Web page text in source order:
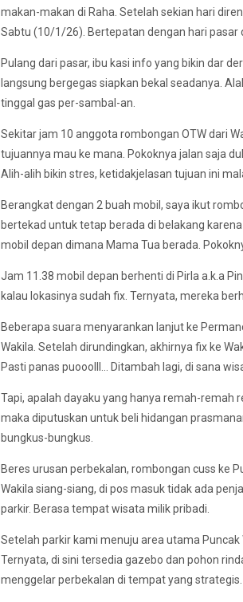
makan-makan di Raha. Setelah sekian hari
Sabtu (10/1/26). Bertepatan dengan hari pasar
Pulang dari pasar, ibu kasi info yang bikin dar
langsung bergegas siapkan bekal seadanya.
tinggal gas per-sambal-an.
Sekitar jam 10 anggota rombongan OTW dari
tujuannya mau ke mana. Pokoknya jalan saja
Alih-alih bikin stres, ketidakjelasan tujuan ini
Berangkat dengan 2 buah mobil, saya ikut
bertekad untuk tetap berada di belakang
mobil depan dimana Mama Tua berada.
Jam 11.38 mobil depan berhenti di Pirla a.k.a
kalau lokasinya sudah fix. Ternyata, mereka
Beberapa suara menyarankan lanjut ke
Wakila. Setelah dirundingkan, akhirnya fix ke
Pasti panas puooolll... Ditambah lagi, di sana
Tapi, apalah dayaku yang hanya remah-remah
maka diputuskan untuk beli hidangan
bungkus-bungkus.
Beres urusan perbekalan, rombongan cuss ke
Wakila siang-siang, di pos masuk tidak ada
parkir. Berasa tempat wisata milik pribadi.
Setelah parkir kami menuju area utama
Ternyata, di sini tersedia gazebo dan pohon
menggelar perbekalan di tempat yang strategis.